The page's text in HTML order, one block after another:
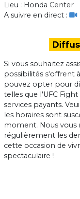
Lieu : Honda Center
A suivre en direct :
Si vous souhaitez
possibilités s'offrent
pouvez opter pour
telles que l'UFC
services payants.
les horaires sont
moment. Nous
régulièrement les
cette occasion de
spectaculaire !